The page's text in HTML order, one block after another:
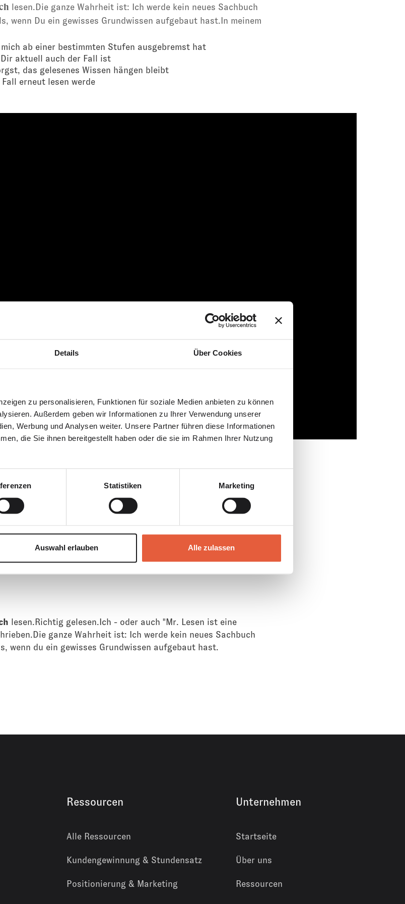
Details Über Cookies
zu personalisieren, Funktionen für soziale Medien anbieten zu können
Außerdem geben wir Informationen zu Ihrer Verwendung unserer
Werbung und Analysen weiter. Unsere Partner führen diese Informationen
die Sie ihnen bereitgestellt haben oder die sie im Rahmen Ihrer Nutzung
Statistiken Marketing
Auswahl erlauben Alle zulassen
lesen.Die ganze Wahrheit ist: Ich werde kein neues Sachbuch
wenn Du ein gewisses Grundwissen aufgebaut hast.In meinem
ab einer bestimmten Stufen ausgebremst hat
aktuell auch der Fall ist
das gelesenes Wissen hängen bleibt
erneut lesen werde
lesen.Richtig gelesen.Ich - oder auch "Mr. Lesen ist eine
ganze Wahrheit ist: Ich werde kein neues Sachbuch
wenn du ein gewisses Grundwissen aufgebaut hast.
Ressourcen
Alle Ressourcen
Kundengewinnung & Stundensatz
Positionierung & Marketing
Unternehmen
Startseite
Über uns
Ressourcen